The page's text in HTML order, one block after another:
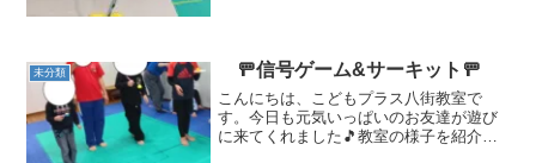
ル・逆さ感覚を養えます。 ...
未分類 🚥信号ゲーム&サーキット🚥
こんにちは、こどもプラス八街教室で
す。今日も元気いっぱいのお友達が遊び
に来てくれました🎵教室の様子を紹介し